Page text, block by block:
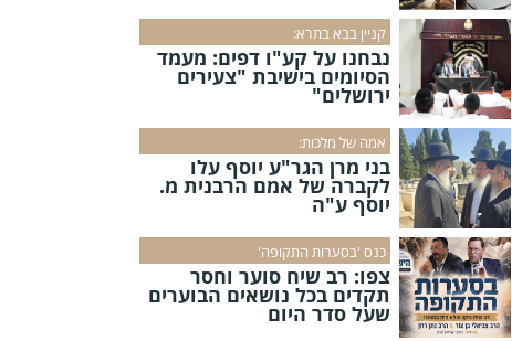
קניין בבא בתרא:
נבחנו על קע"ו דפים: מעמד
הסיומים בישיבת "צעירים
ירושלים"
אמה של מלכות:
בני מרן הגר"ע יוסף עלו
לקברה של אמם הרבנית מ.
יוסף ע"ה
כנס 'בסערות התקופה'
צפו: רב שיח סוער וחסר
תקדים בכל נושאים הבוערים
שעל סדר היום